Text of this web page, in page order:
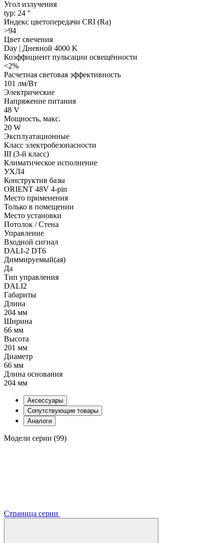
Угол излучения
typ: 24 °
Индекс цветопередачи CRI (Ra)
>94
Цвет свечения
Day | Дневной 4000 K
Коэффициент пульсации освещённости
<2%
Расчетная световая эффективность
101 лм/Вт
Электрические
Напряжение питания
48 V
Мощность, макс.
20 W
Эксплуатационные
Класс электробезопасности
III (3-й класс)
Климатическое исполнение
УХЛ4
Конструктив базы
ORIENT 48V 4-pin
Место применения
Только в помещении
Место установки
Потолок / Cтена
Управление
Входной сигнал
DALI-2 DT6
Диммируемый(ая)
Да
Тип управления
DALI2
Габариты
Длина
204 мм
Ширина
66 мм
Высота
201 мм
Диаметр
66 мм
Длина основания
204 мм
Аксессуары
Сопутствующие товары
Аналоги
Модели серии (99)
Страница серии